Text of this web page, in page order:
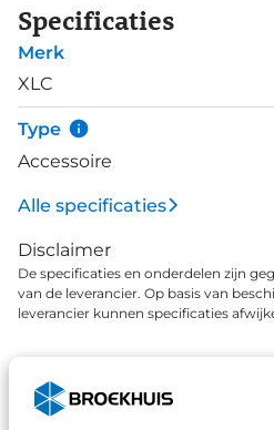
Specificaties
Merk
XLC
Type
Accessoire
Alle specificaties
Disclaimer
De specificaties en onderdelen zijn
van de leverancier. Op basis van
leverancier kunnen specificaties